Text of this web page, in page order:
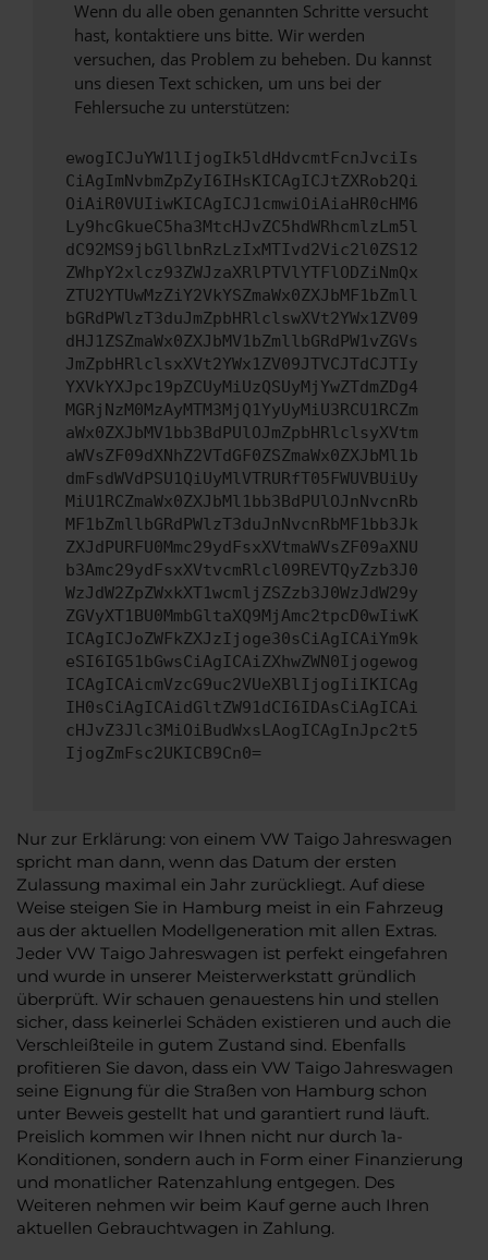
Wenn du alle oben genannten Schritte versucht
hast, kontaktiere uns bitte. Wir werden
versuchen, das Problem zu beheben. Du kannst
uns diesen Text schicken, um uns bei der
Fehlersuche zu unterstützen:
ewogICJuYW1lIjogIk5ldHdvcmtFcnJvciIs
CiAgImNvbmZpZyI6IHsKICAgICJtZXRob2Qi
OiAiR0VUIiwKICAgICJ1cmwiOiAiaHR0cHM6
Ly9hcGkueC5ha3MtcHJvZC5hdWRhcmlzLm5l
dC92MS9jbGllbnRzLzIxMTIvd2Vic2l0ZS12
ZWhpY2xlcz93ZWJzaXRlPTVlYTFlODZiNmQx
ZTU2YTUwMzZiY2VkYSZmaWx0ZXJbMF1bZmll
bGRdPWlzT3duJmZpbHRlclswXVt2YWx1ZV09
dHJ1ZSZmaWx0ZXJbMV1bZmllbGRdPW1vZGVs
JmZpbHRlclsxXVt2YWx1ZV09JTVCJTdCJTIy
YXVkYXJpc19pZCUyMiUzQSUyMjYwZTdmZDg4
MGRjNzM0MzAyMTM3MjQ1YyUyMiU3RCU1RCZm
aWx0ZXJbMV1bb3BdPUlOJmZpbHRlclsyXVtm
aWVsZF09dXNhZ2VTdGF0ZSZmaWx0ZXJbMl1b
dmFsdWVdPSU1QiUyMlVTRURfT05FWUVBUiUy
MiU1RCZmaWx0ZXJbMl1bb3BdPUlOJnNvcnRb
MF1bZmllbGRdPWlzT3duJnNvcnRbMF1bb3Jk
ZXJdPURFU0Mmc29ydFsxXVtmaWVsZF09aXNU
b3Amc29ydFsxXVtvcmRlcl09REVTQyZzb3J0
WzJdW2ZpZWxkXT1wcmljZSZzb3J0WzJdW29y
ZGVyXT1BU0MmbGltaXQ9MjAmc2tpcD0wIiwK
ICAgICJoZWFkZXJzIjoge30sCiAgICAiYm9k
eSI6IG51bGwsCiAgICAiZXhwZWN0Ijogewog
ICAgICAicmVzcG9uc2VUeXBlIjogIiIKICAg
IH0sCiAgICAidGltZW91dCI6IDAsCiAgICAi
cHJvZ3Jlc3MiOiBudWxsLAogICAgInJpc2t5
IjogZmFsc2UKICB9Cn0=
Nur zur Erklärung: von einem VW Taigo Jahreswagen
spricht man dann, wenn das Datum der ersten
Zulassung maximal ein Jahr zurückliegt. Auf diese
Weise steigen Sie in Hamburg meist in ein Fahrzeug
aus der aktuellen Modellgeneration mit allen Extras.
Jeder VW Taigo Jahreswagen ist perfekt eingefahren
und wurde in unserer Meisterwerkstatt gründlich
überprüft. Wir schauen genauestens hin und stellen
sicher, dass keinerlei Schäden existieren und auch die
Verschleißteile in gutem Zustand sind. Ebenfalls
profitieren Sie davon, dass ein VW Taigo Jahreswagen
seine Eignung für die Straßen von Hamburg schon
unter Beweis gestellt hat und garantiert rund läuft.
Preislich kommen wir Ihnen nicht nur durch 1a-
Konditionen, sondern auch in Form einer Finanzierung
und monatlicher Ratenzahlung entgegen. Des
Weiteren nehmen wir beim Kauf gerne auch Ihren
aktuellen Gebrauchtwagen in Zahlung.